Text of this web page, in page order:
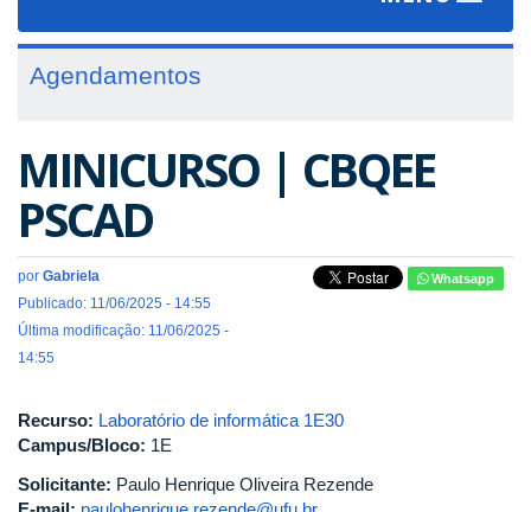
Agendamentos
MINICURSO | CBQEE
PSCAD
por Gabriela
Publicado: 11/06/2025 - 14:55
Última modificação: 11/06/2025 -
14:55
Whatsapp
Recurso: Laboratório de informática 1E30
Campus/Bloco: 1E
Solicitante: Paulo Henrique Oliveira Rezende